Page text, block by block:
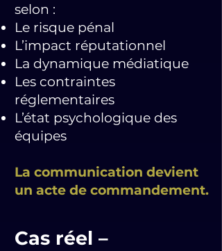
selon :
Le risque pénal
L’impact réputationnel
La dynamique médiatique
Les contraintes
réglementaires
L’état psychologique des
équipes
La communication devient
un acte de commandement.
Cas réel –